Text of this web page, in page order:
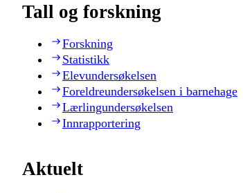
Tall og forskning
Forskning
Statistikk
Elevundersøkelsen
Foreldreundersøkelsen i barnehage
Lærlingundersøkelsen
Innrapportering
Aktuelt